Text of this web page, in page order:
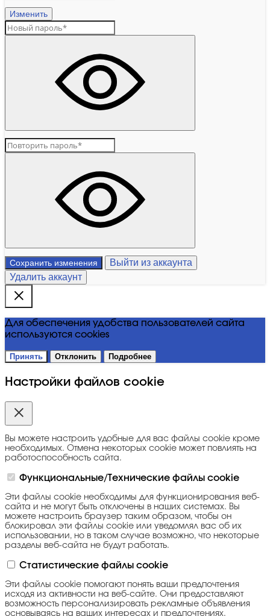
Изменить
Сохранить изменения
Выйти из аккаунта
Удалить аккаунт
Для обеспечения удобства пользователей сайта
используются cookies
Принять Отклонить Подробнее
Настройки файлов cookie
Вы можете настроить удобные для вас файлы cookie кроме
необходимых. Отмена некоторых cookie может повлиять на
работоспособность сайта.
Функциональные/Технические файлы cookie
Эти файлы cookie необходимы для функционирования веб-
сайта и не могут быть отключены в наших системах. Вы
можете настроить браузер таким образом, чтобы он
блокировал эти файлы cookie или уведомлял вас об их
использовании, но в таком случае возможно, что некоторые
разделы веб-сайта не будут работать.
Статистические файлы cookie
Эти файлы cookie помогают понять ваши предпочтения
исходя из активности на веб-сайте. Они предоставляют
возможность персонализировать рекламные объявления
основываясь на ваших интересах и предпочтениях.